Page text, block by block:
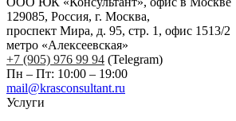
129085, Россия, г. Москва,
проспект Мира, д. 95, стр. 1, офис 1513/2
метро «Алексеевская»
+7 (905) 976 99 94 (Telegram)
Пн – Пт: 10:00 – 19:00
mail@krasconsultant.ru
Услуги